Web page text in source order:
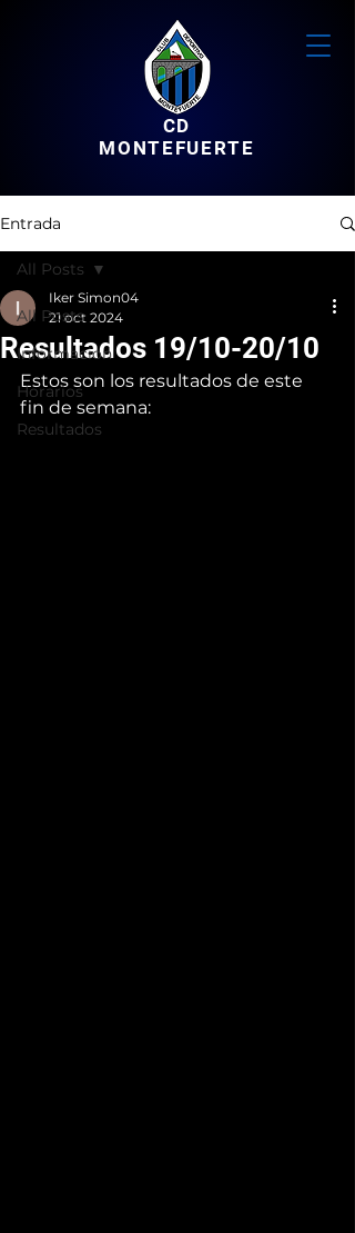
CD
MONTEFUERTE
Entrada
All Posts
Informacion
Horarios
Resultados
All Posts
Resultados 19/10-20/10
Iker Simon04
21 oct 2024
Estos son los resultados de este
fin de semana: